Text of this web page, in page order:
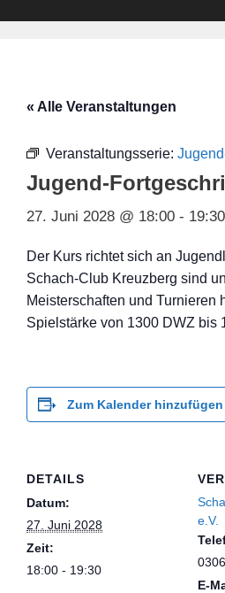
« Alle Veranstaltungen
Veranstaltungsserie:
Jugend-
27. Juni 2028 @ 18:00 - 19:30
Der Kurs richtet sich an
Schach-Club Kreuzberg sind
Meisterschaften und Turnieren
Spielstärke von 1300 DWZ bis
Zum Kalender hinzufügen
DETAILS
Datum:
27. Juni 2028
Zeit:
18:00 - 19:30
e.V.
E-